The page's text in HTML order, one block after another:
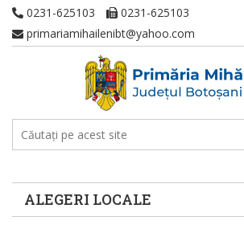
0231-625103
0231-625103
primariamihailenibt@yahoo.com
ALEGERI LOCALE